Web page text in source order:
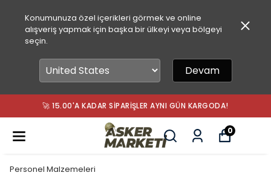
Konumunuza özel içerikleri görmek ve online
alışveriş yapmak için başka bir ülkeyi veya bölgeyi
seçin.
Devam
🚚 2.000 TL ÜZERI ÜCRETSIZ KARGO!
0
Personel Malzemeleri